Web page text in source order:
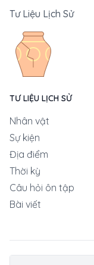
Tư Liệu Lịch Sử
TƯ LIỆU LỊCH SỬ
Nhân vật
Sự kiện
Địa điểm
Thời kỳ
Câu hỏi ôn tập
Bài viết